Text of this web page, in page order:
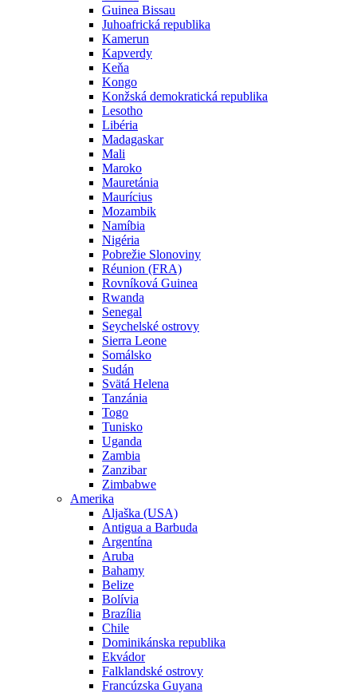
Guinea Bissau
Juhoafrická republika
Kamerun
Kapverdy
Keňa
Kongo
Konžská demokratická republika
Lesotho
Libéria
Madagaskar
Mali
Maroko
Mauretánia
Maurícius
Mozambik
Namíbia
Nigéria
Pobrežie Slonoviny
Réunion (FRA)
Rovníková Guinea
Rwanda
Senegal
Seychelské ostrovy
Sierra Leone
Somálsko
Sudán
Svätá Helena
Tanzánia
Togo
Tunisko
Uganda
Zambia
Zanzibar
Zimbabwe
Amerika
Aljaška (USA)
Antigua a Barbuda
Argentína
Aruba
Bahamy
Belize
Bolívia
Brazília
Chile
Dominikánska republika
Ekvádor
Falklandské ostrovy
Francúzska Guyana